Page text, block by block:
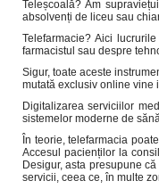
Teleșcoală? Am
absolvenți de liceu sau
Telefarmacie? Aici
farmacistul sau despre
Sigur, toate aceste
mutată exclusiv online vine
Digitalizarea serviciilor
sistemelor moderne de
În teorie, telefarmacia
Accesul pacienților la
Desigur, asta presupune
servicii, ceea ce, în multe